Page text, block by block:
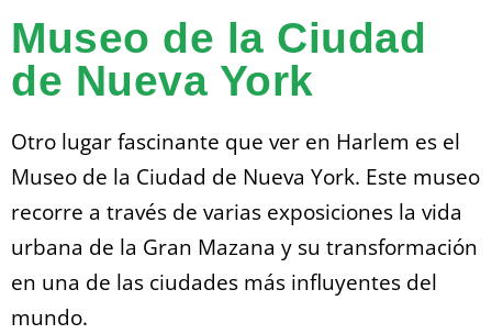
Museo de la Ciudad
de Nueva York
Otro lugar fascinante que ver en Harlem es el
Museo de la Ciudad de Nueva York. Este museo
recorre a través de varias exposiciones la vida
urbana de la Gran Mazana y su transformación
en una de las ciudades más influyentes del
mundo.